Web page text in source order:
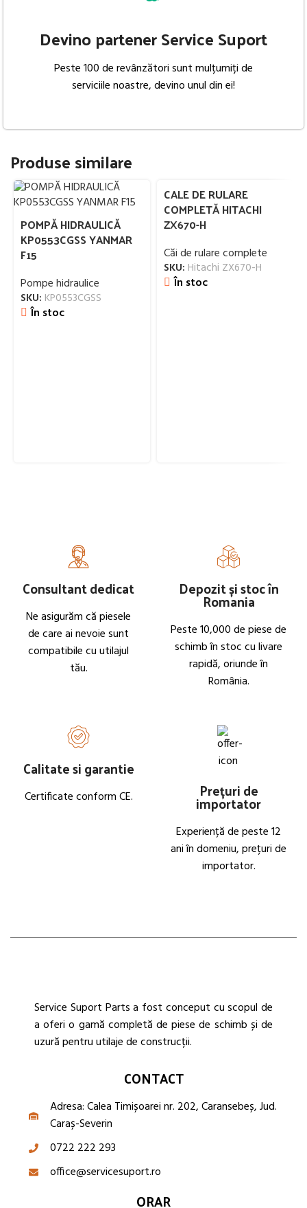
Devino partener Service Suport
Peste 100 de revânzători sunt mulțumiți de
serviciile noastre, devino unul din ei!
Produse similare
POMPĂ HIDRAULICĂ
KP0553CGSS YANMAR
F15
Pompe hidraulice
SKU: KP0553CGSS
În stoc
CALE DE RULARE
COMPLETĂ HITACHI
ZX670-H
Căi de rulare complete
SKU: Hitachi ZX670-H
În stoc
Consultant dedicat
Ne asigurăm că piesele
de care ai nevoie sunt
compatibile cu utilajul
tău.
Depozit și stoc în
Romania
Peste 10,000 de piese de
schimb în stoc cu livare
rapidă, oriunde în
România.
Calitate si garantie
Certificate conform CE. Prețuri de
importator
Experiență de peste 12
ani în domeniu, prețuri de
importator.
Service Suport Parts a fost conceput cu scopul de
a oferi o gamă completă de piese de schimb și de
uzură pentru utilaje de construcții.
CONTACT
Adresa: Calea Timișoarei nr. 202, Caransebeș, Jud.
Caraș-Severin
0722 222 293
office@servicesuport.ro
ORAR